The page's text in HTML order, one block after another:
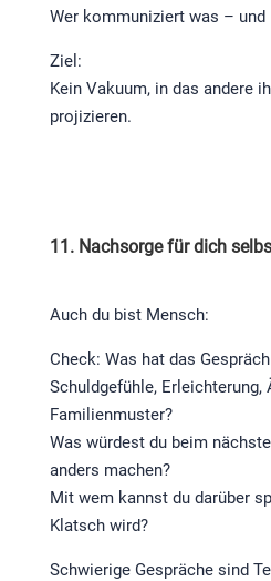
Wer kommuniziert was –
Ziel:
Kein Vakuum, in das andere
projizieren.
11. Nachsorge für dich
Auch du bist Mensch:
Check: Was hat das
Schuldgefühle, Erleichterung,
Familienmuster?
Was würdest du beim
anders machen?
Mit wem kannst du darüber
Klatsch wird?
Schwierige Gespräche sind